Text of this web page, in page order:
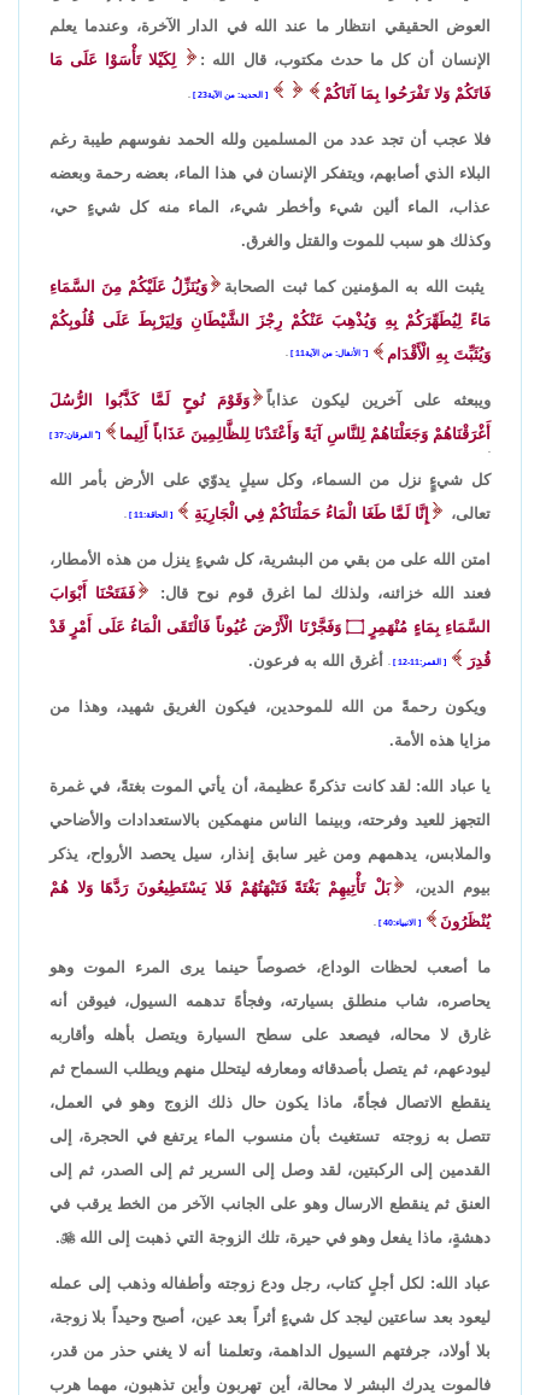
العوض الحقيقي انتظار ما عند الله في الدار الآخرة، وعندما يعلم
الإنسان أن كل ما حدث مكتوب، قال الله :
لِكَيْلا تَأْسَوْا عَلَى مَا
فَاتَكُمْ وَلا تَفْرَحُوا بِمَا آتَاكُمْ
الحديد: من الآية23
فلا عجب أن تجد عدد من المسلمين ولله الحمد نفوسهم طيبة رغم
البلاء الذي أصابهم، ويتفكر الإنسان في هذا الماء، بعضه رحمة وبعضه
عذاب، الماء ألين شيء وأخطر شيء، الماء منه كل شيءٍ حي،
وكذلك هو سبب للموت والقتل والغرق.
يثبت الله به المؤمنين كما ثبت الصحابة
وَيُنَزِّلُ عَلَيْكُمْ مِنَ السَّمَاءِ
مَاءً لِيُطَهِّرَكُمْ بِهِ وَيُذْهِبَ عَنْكُمْ رِجْزَ الشَّيْطَانِ وَلِيَرْبِطَ عَلَى قُلُوبِكُمْ
وَيُثَبِّتَ بِهِ الْأَقْدَام
َ الأنفال: من الآية11 .
ويبعثه على آخرين ليكون عذاباً
وَقَوْمَ نُوحٍ لَمَّا كَذَّبُوا الرُّسُلَ
أَغْرَقْنَاهُمْ وَجَعَلْنَاهُمْ لِلنَّاسِ آيَةً وَأَعْتَدْنَا لِلظَّالِمِينَ عَذَاباً أَلِيما
ً الفرقان:37
كل شيءٍٍ نزل من السماء، وكل سيلٍ يدوّي على الأرض بأمر الله
تعالى،
إِنَّا لَمَّا طَغَا الْمَاءُ حَمَلْنَاكُمْ فِي الْجَارِيَةِ الحاقة:11
امتن الله على من بقي من البشرية، كل شيءٍ ينزل من هذه الأمطار،
فعند الله خزائنه، ولذلك لما اغرق قوم نوح قال:
فَفَتَحْنَا أَبْوَابَ
السَّمَاءِ بِمَاءٍ مُنْهَمِرٍ ۝
وَفَجَّرْنَا الْأَرْضَ عُيُوناً فَالْتَقَى الْمَاءُ عَلَى أَمْرٍ قَدْ
قُدِرَ
القمر:11-12 أغرق الله به فرعون.
ويكون رحمةً من الله للموحدين، فيكون الغريق شهيد، وهذا من
مزايا هذه الأمة.
يا عباد الله: لقد كانت تذكرةً عظيمة، أن يأتي الموت بغتةً، في غمرة
التجهز للعيد وفرحته، وبينما الناس منهمكين بالاستعدادات والأضاحي
والملابس، يدهمهم ومن غير سابق إنذار، سيل يحصد الأرواح، يذكر
بيوم الدين،
بَلْ تَأْتِيهِمْ بَغْتَةً فَتَبْهَتُهُمْ فَلا يَسْتَطِيعُونَ رَدَّهَا وَلا هُمْ
يُنْظَرُونَ
الانبياء:40
ما أصعب لحظات الوداع، خصوصاً حينما يرى المرء الموت وهو
يحاصره، شاب منطلق بسيارته، وفجأهً تدهمه السيول، فيوقن أنه
غارق لا محاله، فيصعد على سطح السيارة ويتصل بأهله وأقاربه
ليودعهم، ثم يتصل بأصدقائه ومعارفه ليتحلل منهم ويطلب السماح ثم
ينقطع الاتصال فجأةً، ماذا يكون حال ذلك الزوج وهو في العمل،
تتصل به زوجته تستغيث بأن منسوب الماء يرتفع في الحجرة، إلى
القدمين إلى الركبتين، لقد وصل إلى السرير ثم إلى الصدر، ثم إلى
العنق ثم ينقطع الارسال وهو على الجانب الآخر من الخط يرقب في
دهشةٍ، ماذا يفعل وهو في حيرة، تلك الزوجة التي ذهبت إلى الله
.
عباد الله: لكل أجلٍ كتاب، رجل ودع زوجته وأطفاله وذهب إلى عمله
ليعود بعد ساعتين ليجد كل شيءٍ أثراً بعد عين، أصبح وحيداً بلا زوجة،
بلا أولاد، جرفتهم السيول الداهمة، وتعلمنا أنه لا يغني حذر من قدر،
فالموت يدرك البشر لا محالة، أين تهربون وأين تذهبون، مهما هرب